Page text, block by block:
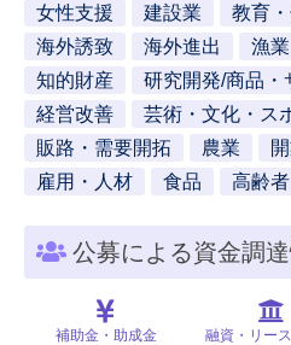
女性支援
建設業 教育
海外誘致
海外進出 漁業
知的財産
研究開発/商品・
経営改善
芸術・文化・ス
販路・需要開拓
農業
雇用・人材
食品 高齢
公募による資金調
補助金・助成金 融資・リー